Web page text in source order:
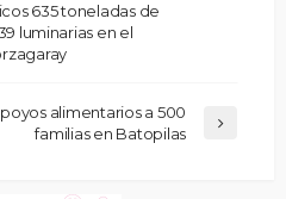
635 toneladas de
luminarias en el
alimentarios a 500
familias en Batopilas